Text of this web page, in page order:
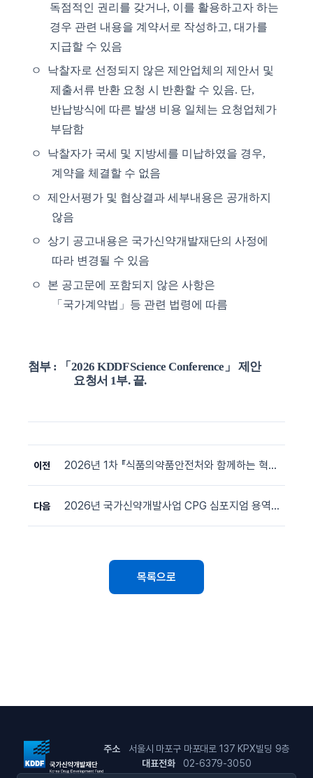
독점적인 권리를 갖거나, 이를 활용하고자 하는
경우 관련 내용을 계약서로 작성하고,대가를
지급할 수 있음
ㅇ 낙찰자로 선정되지 않은 제안업체의 제안서 및
제출서류 반환 요청 시 반환할 수 있음. 단,
반납방식에 따른 발생 비용 일체는 요청업체가
부담함
ㅇ 낙찰자가 국세 및 지방세를 미납하였을 경우,
계약을 체결할 수 없음
ㅇ 제안서평가 및 협상결과 세부내용은 공개하지
않음
ㅇ 상기 공고내용은 국가신약개발재단의 사정에
따라 변경될 수 있음
ㅇ 본 공고문에 포함되지 않은 사항은
「 국가계약법 」 등 관련 법령에 따름
첨부 : 「 2026 KDDF Science Conference 」 제안
요청서 1부. 끝.
이전 2026년 1차 『식품의약품안전처와 함께하는 혁신 신약 연구개발 컨설팅 프로그램 (CIDD-MFDS Program)』 지원과제 공고
다음 2026년 국가신약개발사업 CPG 심포지엄 용역 입찰 공고
목록으로
주소
서울시 마포구 마포대로 137 KPX빌딩 9층
대표전화
02-6379-3050